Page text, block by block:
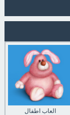
العاب اطفال